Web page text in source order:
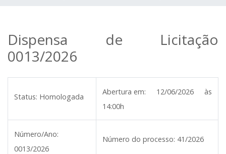
Dispensa de Licitação
0013/2026
Status: Homologada
Abertura em:
12/06/2026 às
14:00h
Número/Ano:
0013/2026
Número do processo: 41/2026